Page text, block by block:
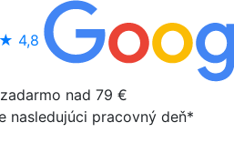
4,8
nad 79 €
nasledujúci pracovný deň*